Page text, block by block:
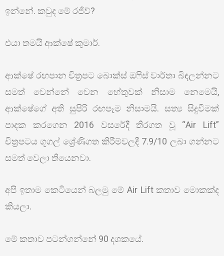
ඉන්නේ. කවුද මේ රජිව්?
එයා තමයි ආක්ෂේ කුමාර්.
ආක්ෂේ රඟපාන චිත්‍රපට බොක්ස් ඔෆිස් වාර්තා බිඳලන්නට
සමත් වෙන්නේ වෙන හේතුවක් නිසාම නෙමෙයි,
ආක්ෂේගේ අති සුපිරි රඟපෑම නිසාමයි. සත්‍ය සිදුවීමක්
පාදක කරගෙන 2016 වසරේදී තිරගත වූ “Air Lift”
චිත්‍රපටය ගූගල් ශ්‍රේණිගත කිරීම්වලදී 7.9/10 ලබා ගන්නට
සමත් වෙලා තියෙනවා.
අපි ඉතාම කෙටියෙන් බලමු මේ Air Lift කතාව මොකක්ද
කියලා.
මේ කතාව පටන්ගන්නේ 90 දශකයේ.